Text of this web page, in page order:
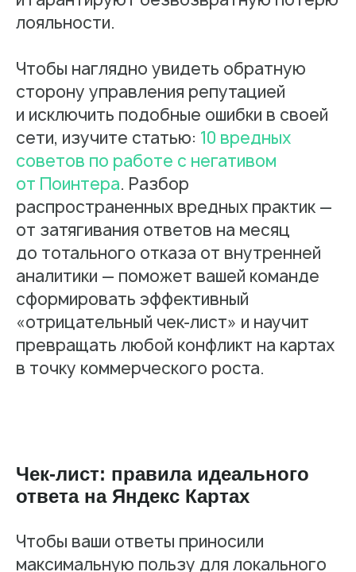
лояльности.
Чтобы наглядно увидеть обратную
сторону управления репутацией
и исключить подобные ошибки в своей
сети, изучите статью: 10 вредных
советов по работе с негативом
от Поинтера. Разбор
распространенных вредных практик —
от затягивания ответов на месяц
до тотального отказа от внутренней
аналитики — поможет вашей команде
сформировать эффективный
«отрицательный чек-лист» и научит
превращать любой конфликт на картах
в точку коммерческого роста.
Чек-лист: правила идеального
ответа на Яндекс Картах
Чтобы ваши ответы приносили
максимальную пользу для локального